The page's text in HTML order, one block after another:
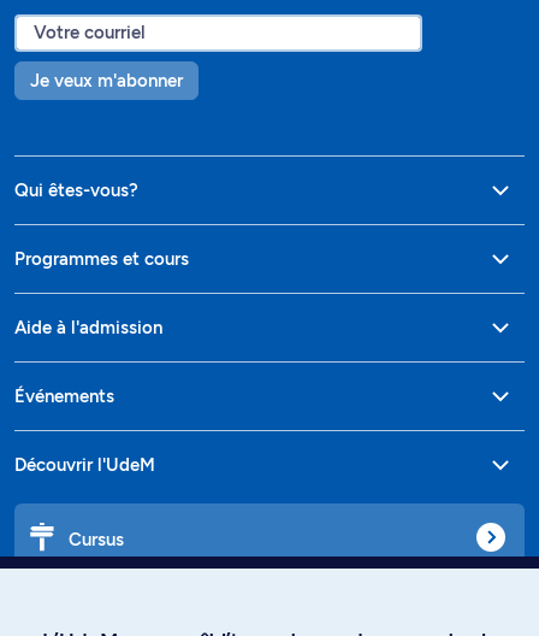
Je veux m'abonner
Qui êtes-vous?
Programmes et cours
Aide à l'admission
Événements
Découvrir l'UdeM
Cursus